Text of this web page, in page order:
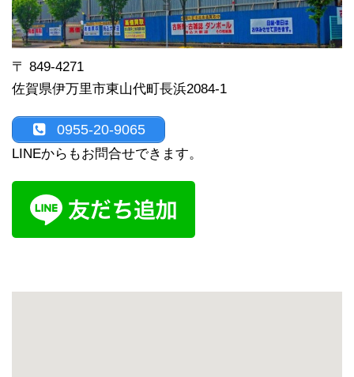
〒 849-4271
佐賀県伊万里市東山代町長浜2084-1
0955-20-9065
LINEからもお問合せできます。